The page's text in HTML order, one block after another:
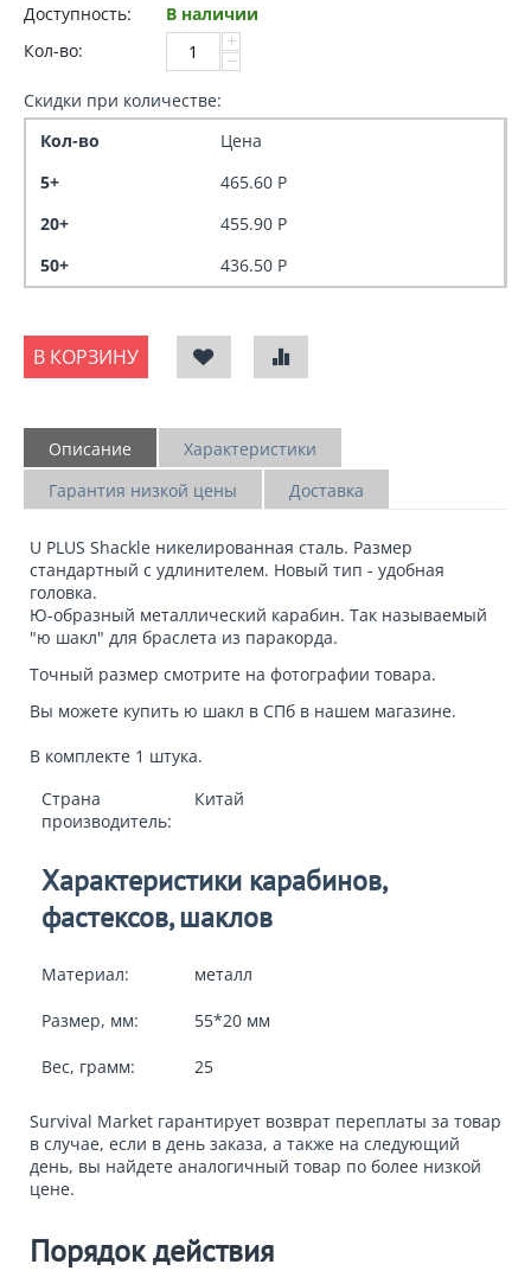
Доступность:
В наличии
Кол-во:
+
−
Скидки при количестве:
Кол-во
Цена
5+
465.60 Р
20+
455.90 Р
50+
436.50 Р
В КОРЗИНУ
Описание
Характеристики
Гарантия низкой цены
Доставка
U PLUS Shackle никелированная сталь. Размер
стандартный с удлинителем. Новый тип - удобная
головка.
Ю-образный металлический карабин. Так называемый
"ю шакл" для браслета из паракорда.
Точный размер смотрите на фотографии товара.
Вы можете купить ю шакл в СПб в нашем магазине.
В комплекте 1 штука.
Страна
производитель:
Китай
Характеристики карабинов,
фастексов, шаклов
Материал: металл
Размер, мм: 55*20 мм
Вес, грамм: 25
Survival Market гарантирует возврат переплаты за товар
в случае, если в день заказа, а также на следующий
день, вы найдете аналогичный товар по более низкой
цене.
Порядок действия